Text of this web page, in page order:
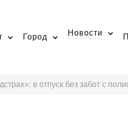
Город Новости
в отпуск без забот с